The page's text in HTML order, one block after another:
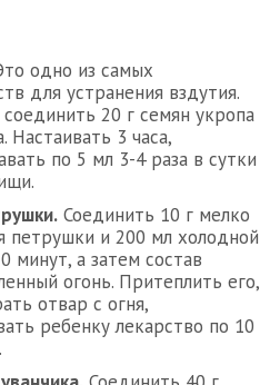
одно из самых
для устранения вздутия.
20 г семян укропа
Настаивать 3 часа,
по 5 мл 3-4 раза в сутки
Соединить 10 г мелко
петрушки и 200 мл холодной
минут, а затем состав
огонь. Притеплить его,
отвар с огня,
ребенку лекарство по 10